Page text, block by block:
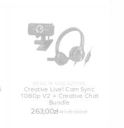
BRAK W MAGAZYNIE
Creative Live! Cam Sync
1080p V2 + Creative Chat
Bundle
263,00zł418,00zł